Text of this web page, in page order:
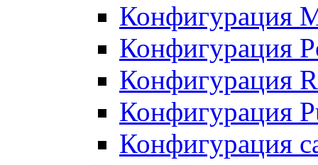
Конфигурация
Конфигурация
Конфигурация
Конфигурация
Конфигурация